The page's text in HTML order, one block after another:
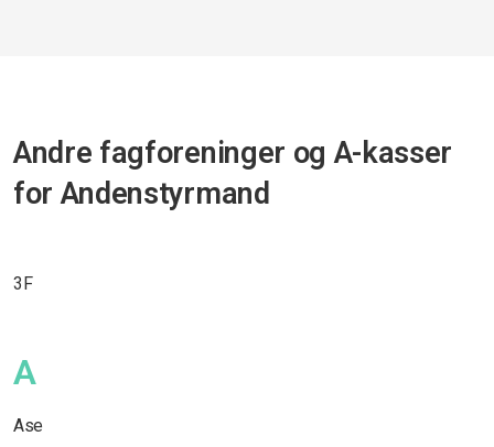
Andre fagforeninger og A-kasser
for Andenstyrmand
3F
A
Ase